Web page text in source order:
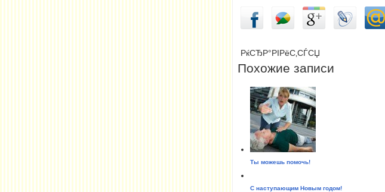
РќСЂР°РІРёС‚СЃСЏ
Похожие записи
Ты можешь помочь!
С наступающим Новым годом!